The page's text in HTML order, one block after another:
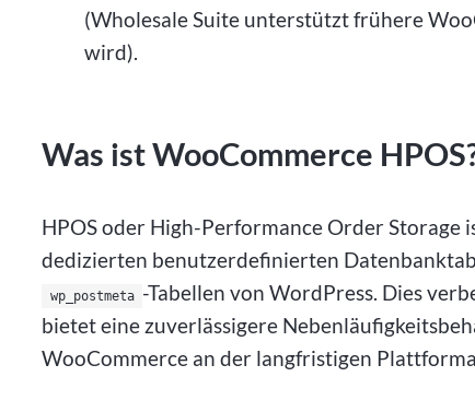
(Wholesale Suite unterstützt frühere
wird).
Was ist WooCommerce
HPOS oder High-Performance Order
dedizierten benutzerdefinierten
wp_postmeta -Tabellen von WordPress. Dies
bietet eine zuverlässigere
WooCommerce an der langfristigen